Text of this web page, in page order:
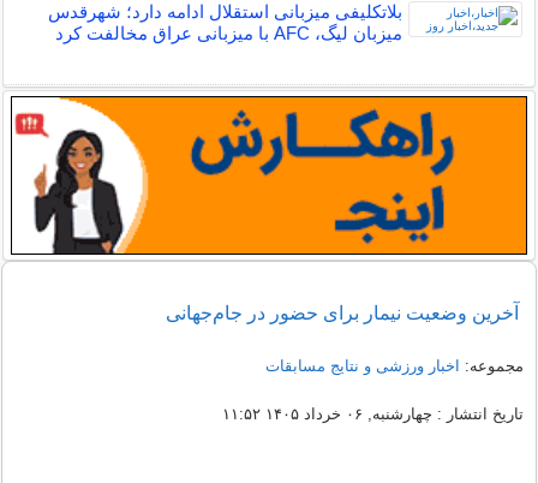
بلاتکلیفی میزبانی استقلال ادامه دارد؛ شهرقدس
میزبان لیگ، AFC با میزبانی عراق مخالفت کرد
آخرین وضعیت نیمار برای حضور در جام‌جهانی
مجموعه: اخبار ورزشی و نتایج مسابقات
تاریخ انتشار : چهارشنبه, ۰۶ خرداد ۱۴۰۵ ۱۱:۵۲